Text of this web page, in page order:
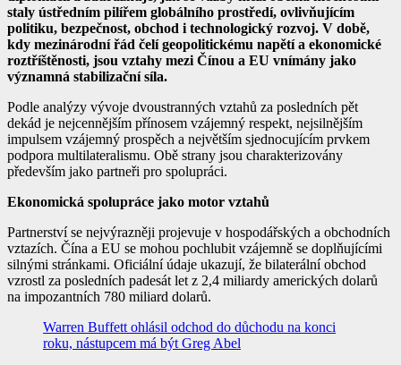
staly ústředním pilířem globálního prostředí, ovlivňujícím
politiku, bezpečnost, obchod i technologický rozvoj. V době,
kdy mezinárodní řád čelí geopolitickému napětí a ekonomické
roztříštěnosti, jsou vztahy mezi Čínou a EU vnímány jako
významná stabilizační síla.
Podle analýzy vývoje dvoustranných vztahů za posledních pět
dekád je nejcennějším přínosem vzájemný respekt, nejsilnějším
impulsem vzájemný prospěch a největším sjednocujícím prvkem
podpora multilateralismu. Obě strany jsou charakterizovány
především jako partneři pro spolupráci.
Ekonomická spolupráce jako motor vztahů
Partnerství se nejvýrazněji projevuje v hospodářských a obchodních
vztazích. Čína a EU se mohou pochlubit vzájemně se doplňujícími
silnými stránkami. Oficiální údaje ukazují, že bilaterální obchod
vzrostl za posledních padesát let z 2,4 miliardy amerických dolarů
na impozantních 780 miliard dolarů.
Warren Buffett ohlásil odchod do důchodu na konci
roku, nástupcem má být Greg Abel